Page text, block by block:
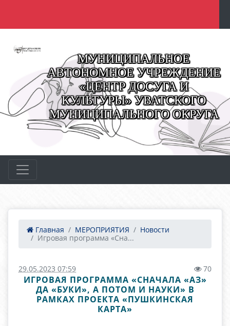
МУНИЦИПАЛЬНОЕ
АВТОНОМНОЕ УЧРЕЖДЕНИЕ
«ЦЕНТР ДОСУГА И
КУЛЬТУРЫ» УВАТСКОГО
МУНИЦИПАЛЬНОГО ОКРУГА
Главная МЕРОПРИЯТИЯ
Новости
Игровая программа «Сна...
29.05.2023 07:59 70
ИГРОВАЯ ПРОГРАММА «СНАЧАЛА «АЗ»
ДА «БУКИ», А ПОТОМ И НАУКИ» В
РАМКАХ ПРОЕКТА «ПУШКИНСКАЯ
КАРТА»